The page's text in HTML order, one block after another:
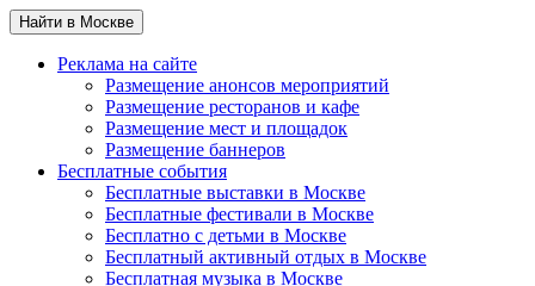
Найти в Москве
Реклама на сайте
Размещение анонсов мероприятий
Размещение ресторанов и кафе
Размещение мест и площадок
Размещение баннеров
Бесплатные события
Бесплатные выставки в Москве
Бесплатные фестивали в Москве
Бесплатно с детьми в Москве
Бесплатный активный отдых в Москве
Бесплатная музыка в Москве